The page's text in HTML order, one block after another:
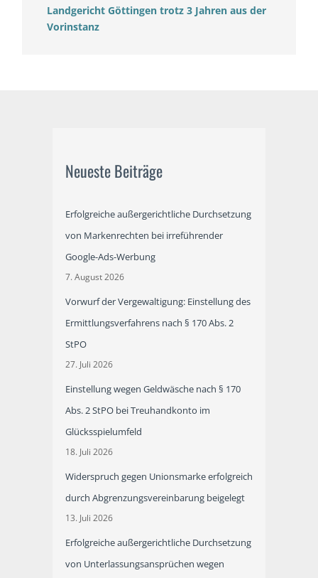
Landgericht Göttingen trotz 3 Jahren aus der
Vorinstanz
Neueste Beiträge
Erfolgreiche außergerichtliche Durchsetzung
von Markenrechten bei irreführender
Google-Ads-Werbung
7. August 2026
Vorwurf der Vergewaltigung: Einstellung des
Ermittlungsverfahrens nach § 170 Abs. 2
StPO
27. Juli 2026
Einstellung wegen Geldwäsche nach § 170
Abs. 2 StPO bei Treuhandkonto im
Glücksspielumfeld
18. Juli 2026
Widerspruch gegen Unionsmarke erfolgreich
durch Abgrenzungsvereinbarung beigelegt
13. Juli 2026
Erfolgreiche außergerichtliche Durchsetzung
von Unterlassungsansprüchen wegen